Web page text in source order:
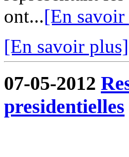
ont...[En
[En savoir plus]
07-05-2012
presidentielles